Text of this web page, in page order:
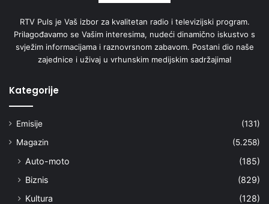
RTV Puls je Vaš izbor za kvalitetan radio i televizijski program.
Prilagođavamo se Vašim interesima, nudeći dinamično iskustvo s
svježim informacijama i raznovrsnom zabavom. Postani dio naše
zajednice i uživaj u vrhunskim medijskim sadržajima!
Kategorije
Emisije
(131)
Magazin
(5.258)
Auto-moto
(185)
Biznis
(829)
Kultura
(128)